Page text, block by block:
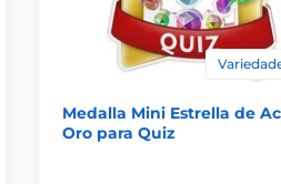
Medalla Mini Estrella de
Oro para Quiz